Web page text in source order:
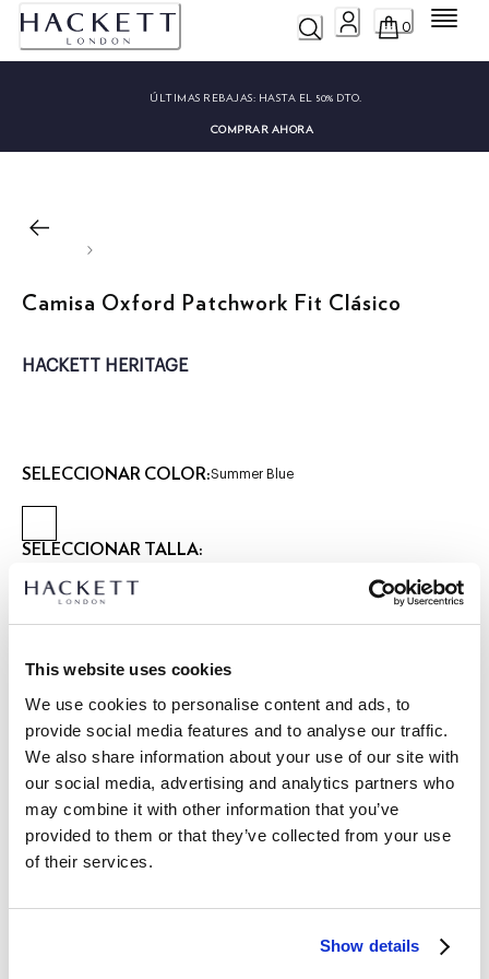
This website uses cookies
We use cookies to personalise content and ads, to
provide social media features and to analyse our traffic.
We also share information about your use of our site with
our social media, advertising and analytics partners who
may combine it with other information that you’ve
provided to them or that they’ve collected from your use
of their services.
Show details
0 Menú
ÚLTIMAS REBAJAS: HASTA EL 50% DTO.
COMPRAR AHORA
Camisa Oxford Patchwork Fit Clásico
HACKETT HERITAGE
SELECCIONAR COLOR:Summer Blue
SELECCIONAR TALLA:
XS S M
Talla modelo:M
Altura modelo:1.89 m
GUÍA DE TALLAS
DETALLES DEL PRODUCTO
DESCRIPCIÓN
HM3010696
- Hackett Heritage
- Cuello Bompton con Tapeta Aplicada, Canesú y Presilla
ENVÍO Y DEVOLUCIONES
Envíos y devoluciones GRATUITOS